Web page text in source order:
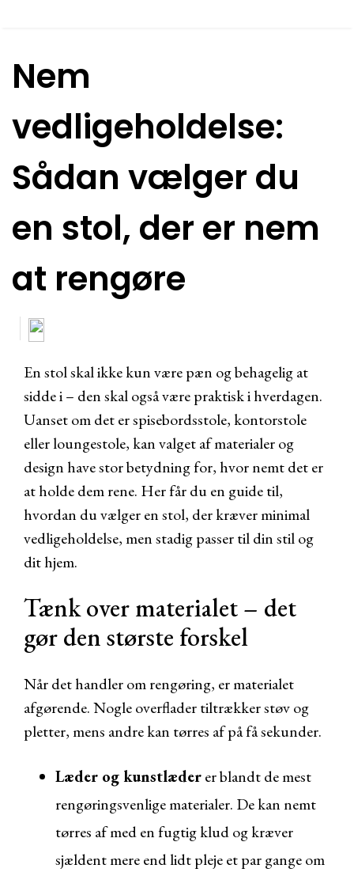
Nem
vedligeholdelse:
Sådan vælger du
en stol, der er nem
at rengøre
En stol skal ikke kun være pæn og behagelig at
sidde i – den skal også være praktisk i hverdagen.
Uanset om det er spisebordsstole, kontorstole
eller loungestole, kan valget af materialer og
design have stor betydning for, hvor nemt det er
at holde dem rene. Her får du en guide til,
hvordan du vælger en stol, der kræver minimal
vedligeholdelse, men stadig passer til din stil og
dit hjem.
Tænk over materialet – det
gør den største forskel
Når det handler om rengøring, er materialet
afgørende. Nogle overflader tiltrækker støv og
pletter, mens andre kan tørres af på få sekunder.
Læder og kunstlæderer blandt de mest
rengøringsvenlige materialer. De kan nemt
tørres af med en fugtig klud og kræver
sjældent mere end lidt pleje et par gange om